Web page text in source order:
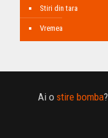
Stiri din tara
Vremea
Ai o stire bomba?